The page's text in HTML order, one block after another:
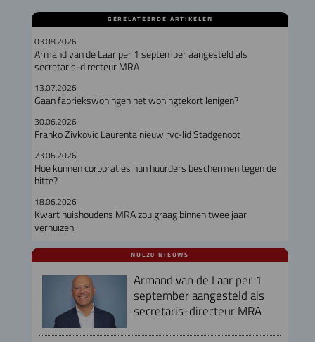
GERELATEERDE ARTIKELEN
03.08.2026
Armand van de Laar per 1 september aangesteld als
secretaris-directeur MRA
13.07.2026
Gaan fabriekswoningen het woningtekort lenigen?
30.06.2026
Franko Zivkovic Laurenta nieuw rvc-lid Stadgenoot
23.06.2026
Hoe kunnen corporaties hun huurders beschermen tegen de
hitte?
18.06.2026
Kwart huishoudens MRA zou graag binnen twee jaar
verhuizen
NUL20 NIEUWS
Armand van de Laar per 1
september aangesteld als
secretaris-directeur MRA